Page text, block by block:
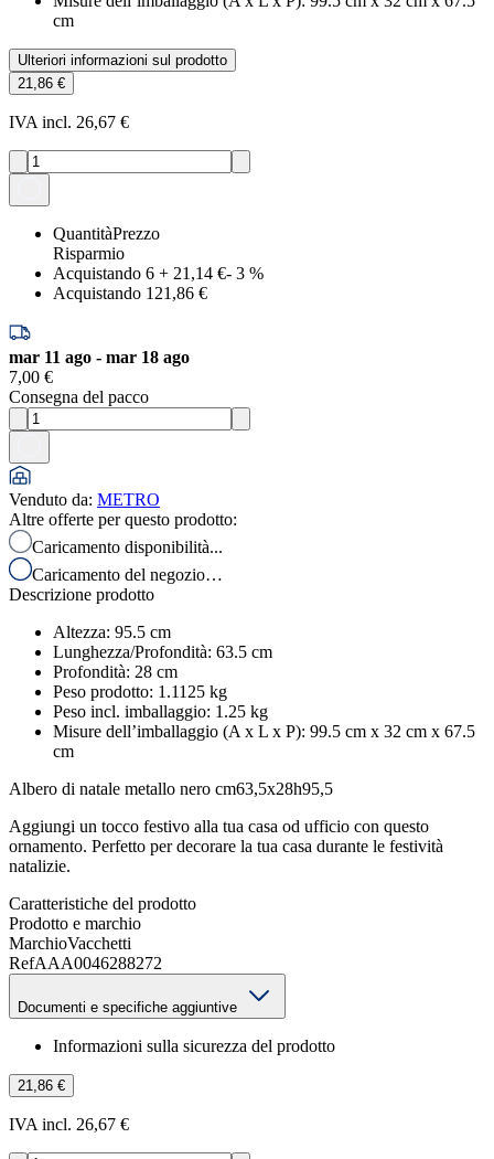
cm
Ulteriori informazioni sul prodotto
21,86 €
IVA incl. 26,67 €
QuantitàPrezzo
Risparmio
Acquistando 6 + 21,14 €- 3 %
Acquistando 1 21,86 €
mar 11 ago - mar 18 ago
7,00 €
Consegna del pacco
Venduto da: METRO
Altre offerte per questo prodotto:
Caricamento disponibilità...
Caricamento del negozio…
Descrizione prodotto
Altezza: 95.5 cm
Lunghezza/Profondità: 63.5 cm
Profondità: 28 cm
Peso prodotto: 1.1125 kg
Peso incl. imballaggio: 1.25 kg
Misure dell’imballaggio (A x L x P): 99.5 cm x 32 cm x 67.5
cm
Albero di natale metallo nero cm63,5x28h95,5
Aggiungi un tocco festivo alla tua casa od ufficio con questo
ornamento. Perfetto per decorare la tua casa durante le festività
natalizie.
Caratteristiche del prodotto
Prodotto e marchio
MarchioVacchetti
RefAAA0046288272
Documenti e specifiche aggiuntive
Informazioni sulla sicurezza del prodotto
21,86 €
IVA incl. 26,67 €